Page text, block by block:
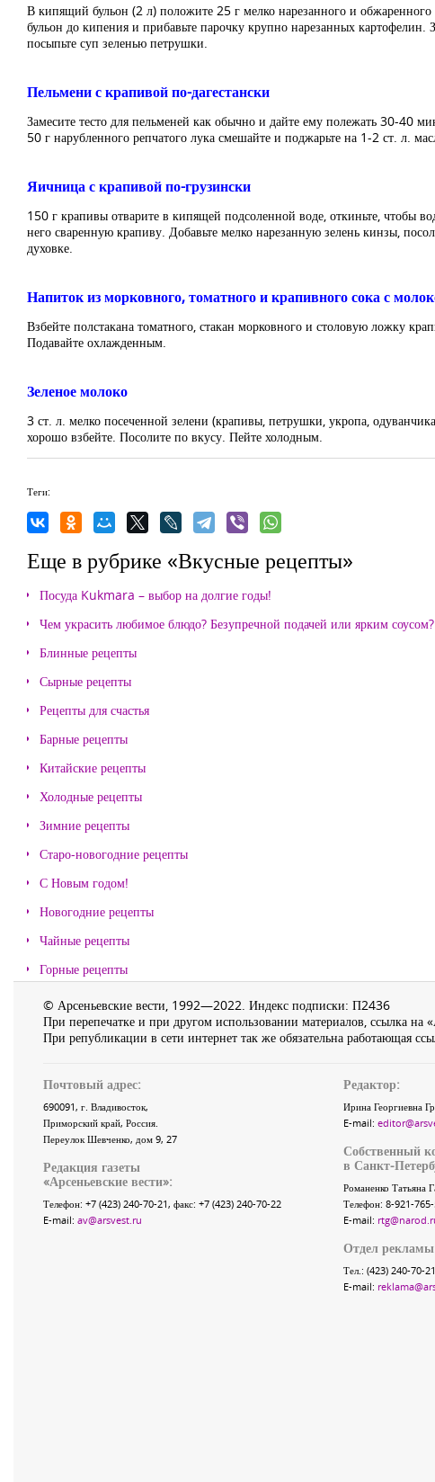
В кипящий бульон (2 л) положите 25 г мелко нарезанного и
бульон до кипения и прибавьте парочку крупно нарезанных
посыпьте суп зеленью петрушки.
Пельмени с крапивой по-дагестански
Замесите тесто для пельменей как обычно и дайте ему полежать 30-40
50 г нарубленного репчатого лука смешайте и поджарьте на 1-2 ст. л.
Яичница с крапивой по-грузински
150 г крапивы отварите в кипящей подсоленной воде, откиньте, чтобы
него сваренную крапиву. Добавьте мелко нарезанную зелень кинзы,
духовке.
Напиток из морковного, томатного и крапивного сока с
Взбейте полстакана томатного, стакан морковного и столовую ложку
Подавайте охлажденным.
Зеленое молоко
3 ст. л. мелко посеченной зелени (крапивы, петрушки, укропа,
хорошо взбейте. Посолите по вкусу. Пейте холодным.
Теги:
Еще в рубрике «Вкусные рецепты»
Посуда Kukmara – выбор на долгие годы!
Чем украсить любимое блюдо? Безупречной подачей или ярким соусом?
Блинные рецепты
Сырные рецепты
Рецепты для счастья
Барные рецепты
Китайские рецепты
Холодные рецепты
Зимние рецепты
Старо-новогодние рецепты
С Новым годом!
Новогодние рецепты
Чайные рецепты
Горные рецепты
© Арсеньевские вести, 1992—2022. Индекс подписки: П2436
При перепечатке и при другом использовании материалов, ссылка на
При републикации в сети интернет так же обязательна работающая
Почтовый адрес:
690091, г. Владивосток,
Приморский край, Россия.
Переулок Шевченко, дом 9, 27
Редакция газеты
«Арсеньевские вести»:
Телефон: +7 (423) 240-70-21, факс: +7 (423) 240-70-22
E-mail: av@arsvest.ru
Редактор:
Ирина Георгиевна
E-mail:
Собственный
в Санкт-
Романенко Татьяна
Телефон: 8-921-
E-mail:
Отдел
Тел.: (423) 240-70-
E-mail: